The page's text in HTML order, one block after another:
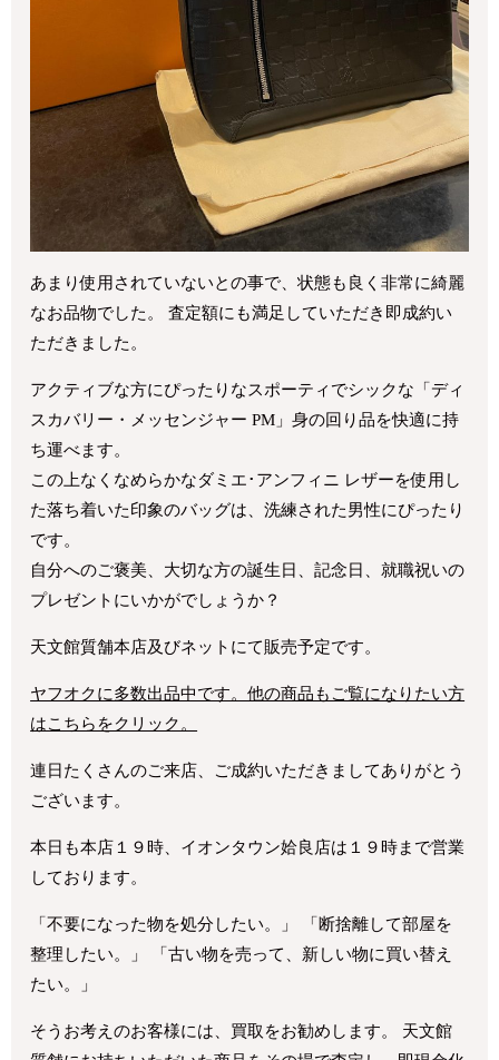
あまり使用されていないとの事で、状態も良く非常に綺麗
なお品物でした。 査定額にも満足していただき即成約い
ただきました。
アクティブな方にぴったりなスポーティでシックな「ディ
スカバリー・メッセンジャー PM」身の回り品を快適に持
ち運べます。
この上なくなめらかなダミエ･アンフィニ レザーを使用し
た落ち着いた印象のバッグは、洗練された男性にぴったり
です。
自分へのご褒美、大切な方の誕生日、記念日、就職祝いの
プレゼントにいかがでしょうか？
天文館質舗本店及びネットにて販売予定です。
ヤフオクに多数出品中です。他の商品もご覧になりたい方
はこちらをクリック。
連日たくさんのご来店、ご成約いただきましてありがとう
ございます。
本日も本店１９時、イオンタウン姶良店は１９時まで営業
しております。
「不要になった物を処分したい。」 「断捨離して部屋を
整理したい。」 「古い物を売って、新しい物に買い替え
たい。」
そうお考えのお客様には、買取をお勧めします。 天文館